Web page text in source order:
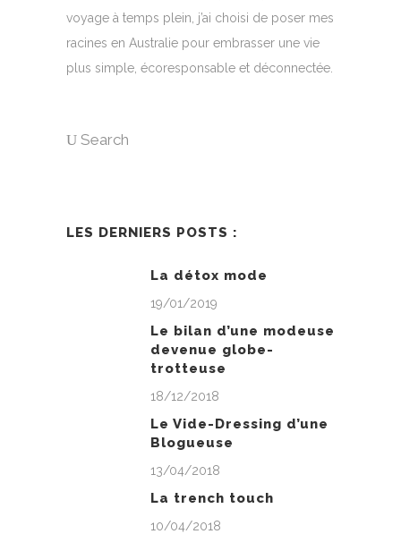
voyage à temps plein, j’ai choisi de poser mes
racines en Australie pour embrasser une vie
plus simple, écoresponsable et déconnectée.
Search
LES DERNIERS POSTS :
La détox mode
19/01/2019
Le bilan d’une modeuse
devenue globe-
trotteuse
18/12/2018
Le Vide-Dressing d’une
Blogueuse
13/04/2018
La trench touch
10/04/2018